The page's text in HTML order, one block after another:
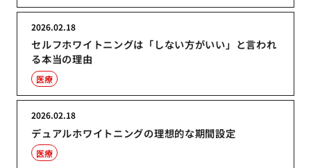
セルフホワイトニングは「しない方がいい」と言われ
る本当の理由
2026.02.18
医療
デュアルホワイトニングの理想的な期間設定
2026.02.18
医療